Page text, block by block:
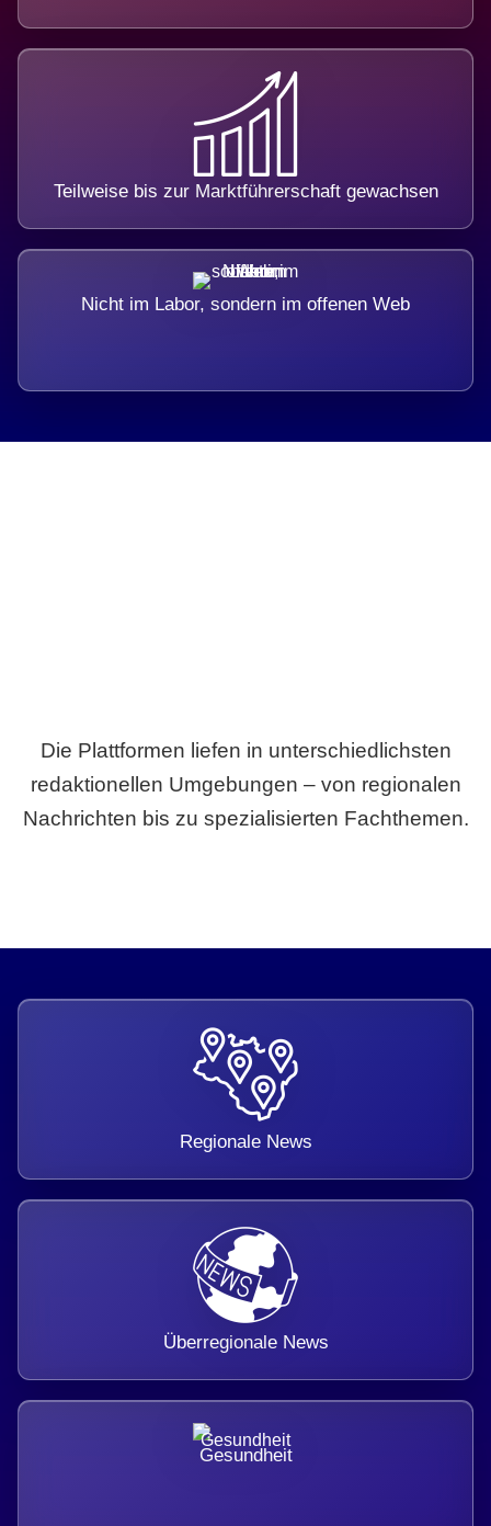
Teilweise bis zur Marktführerschaft gewachsen
Nicht im Labor, sondern im offenen Web
Die Plattformen liefen in unterschiedlichsten
redaktionellen Umgebungen – von regionalen
Nachrichten bis zu spezialisierten Fachthemen.
Regionale News
Überregionale News
Gesundheit